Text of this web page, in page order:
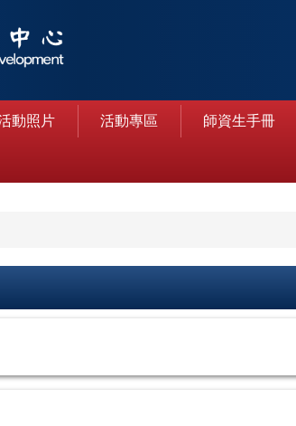
動照片 活動專區 師資生手冊